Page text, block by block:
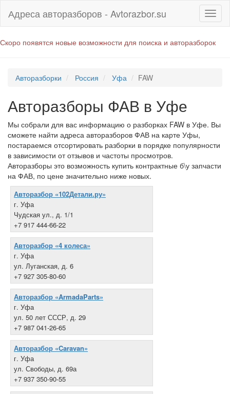
Адреса авторазборов - Avtorazbor.su
Скоро появятся новые возможности для поиска и авторазборок
Авторазборки Россия Уфа FAW
Авторазборы ФАВ в Уфе
Мы собрали для вас информацию о разборках FAW в Уфе. Вы
сможете найти адреса авторазборов ФАВ на карте Уфы,
постараемся отсортировать разборки в порядке популярности
в зависимости от отзывов и частоты просмотров.
Авторазборы это возможность купить контрактные б\у запчасти
на ФАВ, по цене значительно ниже новых.
Авторазбор «102Детали.ру»
г. Уфа
Чудская ул., д. 1/1
+7 917 444-66-22
Авторазбор «4 колеса»
г. Уфа
ул. Луганская, д. 6
+7 927 305-80-60
Авторазбор «ArmadaParts»
г. Уфа
ул. 50 лет СССР, д. 29
+7 987 041-26-65
Авторазбор «Caravan»
г. Уфа
ул. Свободы, д. 69а
+7 937 350-90-55